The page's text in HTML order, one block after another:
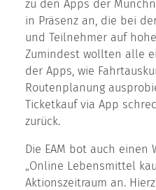
zu den Apps der
in Präsenz an, die bei
und Teilnehmer auf
Zumindest wollten alle
der Apps, wie
Routenplanung
Ticketkauf via App
zurück.
Die EAM bot auch einen
„Online Lebensmittel
Aktionszeitraum an.